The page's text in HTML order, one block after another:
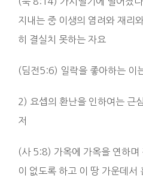
지내는 중 이생의 염려와 재리
히 결실치 못하는 자요
(딤전5:6) 일락을 좋아하는 이
2) 요셉의 환난을 인하여는 근
저
(사 5:8) 가옥에 가옥을 연하며
이 없도록 하고 이 땅 가운데서